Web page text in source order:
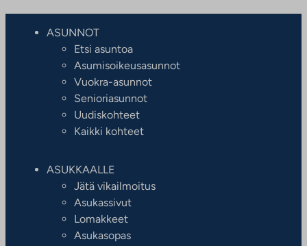
ASUNNOT
Etsi asuntoa
Asumisoikeusasunnot
Vuokra-asunnot
Senioriasunnot
Uudiskohteet
Kaikki kohteet
ASUKKAALLE
Jätä vikailmoitus
Asukassivut
Lomakkeet
Asukasopas